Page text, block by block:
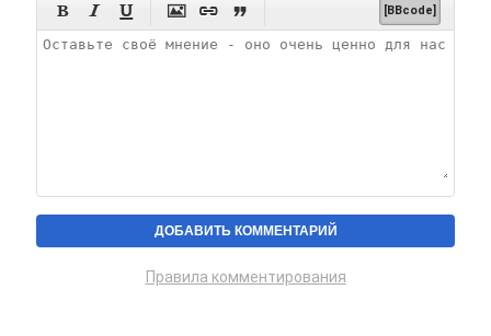
      [BBcode]
Правила комментирования